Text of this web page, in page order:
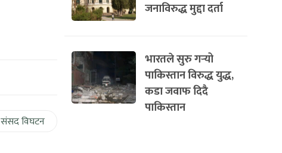
संसद विघटन
जनाविरुद्ध मुद्दा दर्ता
भारतले सुरु गर्‍यो
पाकिस्तान विरुद्ध युद्ध,
कडा जवाफ दिदै
पाकिस्तान